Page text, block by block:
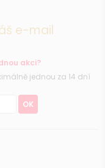
e-mail
akci?
jednou za 14 dní
OK